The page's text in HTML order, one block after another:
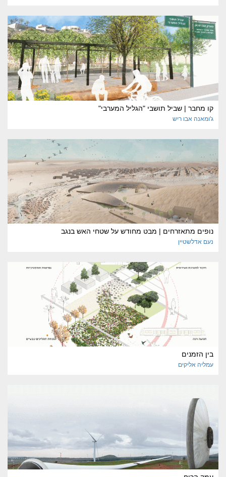
קו מחבר | שביל תושבי "הגליל המערבי"
ג'ומאנה אבו ריש
נופים מתאזרחים | מבט מחודש על שטחי האש בנגב
נעם אדלשטיין
בין הזמנים
עמליה אליקים